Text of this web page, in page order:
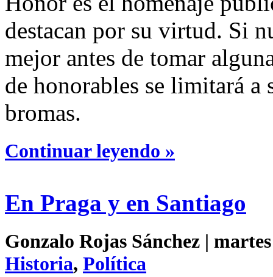
destacan por su virtud. Si
mejor antes de tomar
de honorables se limitará a
bromas.
Continuar leyendo »
En Praga y en Santiago
Gonzalo Rojas Sánchez |
Historia, Política